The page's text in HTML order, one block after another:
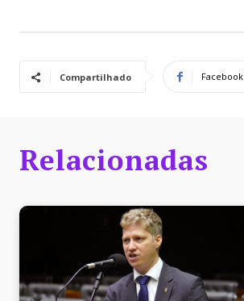
Compartilhado Facebook
Relacionadas